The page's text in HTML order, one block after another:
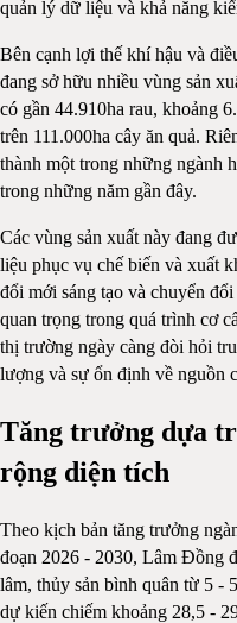
quản lý dữ liệu và khả năng
Bên cạnh lợi thế khí hậu và
đang sở hữu nhiều vùng sản
có gần 44.910ha rau, khoảng
trên 111.000ha cây ăn quả.
thành một trong những ngành
trong những năm gần đây.
Các vùng sản xuất này đang
liệu phục vụ chế biến và xuất
đổi mới sáng tạo và chuyển
quan trọng trong quá trình cơ
thị trường ngày càng đòi hỏi
lượng và sự ổn định về nguồn
Tăng trưởng dựa
rộng diện tích
Theo kịch bản tăng trưởng
đoạn 2026 - 2030, Lâm Đồng
lâm, thủy sản bình quân từ 5 -
dự kiến chiếm khoảng 28,5 -